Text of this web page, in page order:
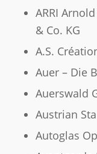
ARRI
& Co. KG
A.S.
Auer – Die
Auerswald
Austrian
Autoglas